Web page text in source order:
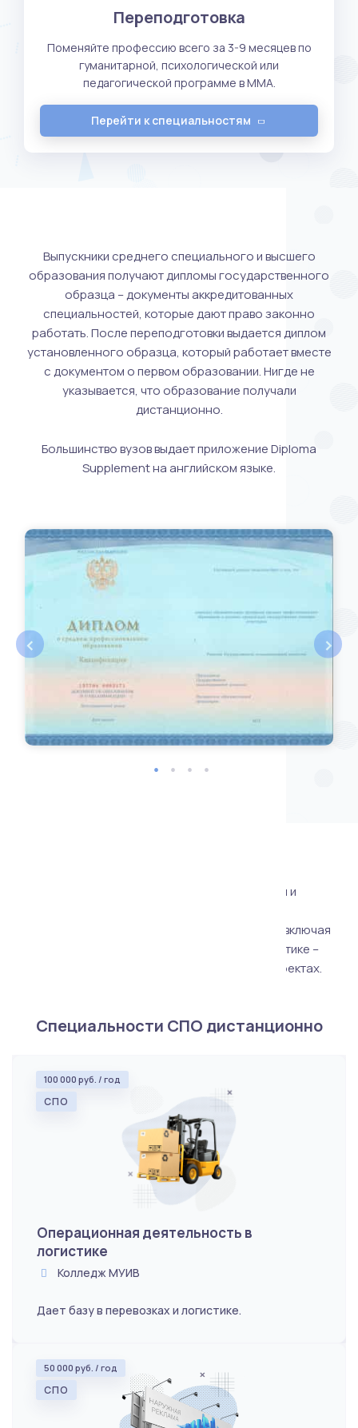
Переподготовка
Поменяйте профессию всего за 3-9 месяцев по
гуманитарной, психологической или
педагогической программе в ММА.
Перейти к специальностям
Выпускники среднего специального и высшего
образования получают дипломы государственного
образца – документы аккредитованных
специальностей, которые дают право законно
работать. После переподготовки выдается диплом
установленного образца, который работает вместе
с документом о первом образовании. Нигде не
указывается, что образование получали
дистанционно.
Большинство вузов выдает приложение Diploma
Supplement на английском языке.
‹ ›
Все программы обучения Vuz24 аккредитованы и
Квалификация выпускника будет полноценной, включая
отработку профессиональных навыков на практике –
работа в организации и участие в реальных проектах.
Специальности СПО дистанционно
100 000 руб. / год
СПО
Операционная деятельность в
логистике
Колледж МУИВ
Дает базу в перевозках и логистике.
50 000 руб. / год
СПО